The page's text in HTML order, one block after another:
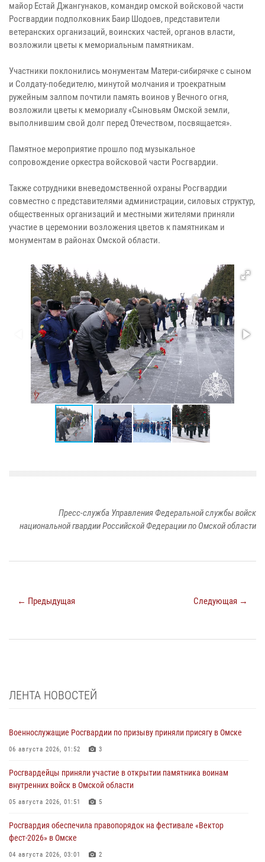
майор Естай Джангунаков, командир омской войсковой части
Росгвардии подполковник Баир Шодоев, представители
ветеранских организаций, воинских частей, органов власти,
возложили цветы к мемориальным памятникам.
Участники поклонились монументам Матери-сибирячке с сыном
и Солдату-победителю, минутой молчания и троекратным
ружейным залпом почтили память воинов у Вечного огня,
возложили цветы к мемориалу «Сыновьям Омской земли,
выполнившим свой долг перед Отечеством, посвящается».
Памятное мероприятие прошло под музыкальное
сопровождение оркестра войсковой части Росгвардии.
Также сотрудники вневедомственной охраны Росгвардии
совместно с представителями администрации, силовых структур,
общественных организаций и местными жителями приняли
участие в церемонии возложения цветов к памятникам и
монументам в районах Омской области.
Пресс-служба Управления Федеральной службы войск
национальной гвардии Российской Федерации по Омской области
← Предыдущая Следующая →
ЛЕНТА НОВОСТЕЙ
Военнослужащие Росгвардии по призыву приняли присягу в Омске
06 августа 2026, 01:52 3
Росгвардейцы приняли участие в открытии памятника воинам
внутренних войск в Омской области
05 августа 2026, 01:51 5
Росгвардия обеспечила правопорядок на фестивале «Вектор
фест-2026» в Омске
04 августа 2026, 03:01 2